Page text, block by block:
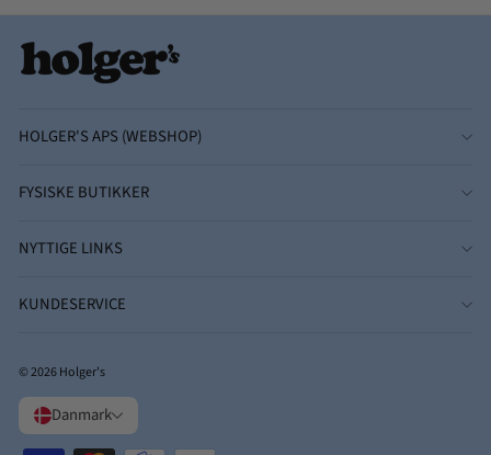
HOLGER'S APS (WEBSHOP)
FYSISKE BUTIKKER
NYTTIGE LINKS
KUNDESERVICE
© 2026 Holger's
Danmark